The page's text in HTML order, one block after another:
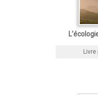
Livre